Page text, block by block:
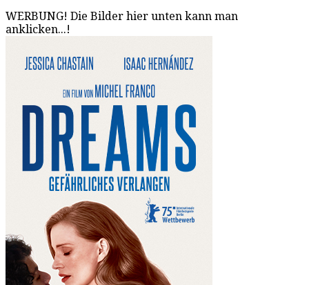
WERBUNG! Die Bilder hier unten kann man
anklicken...!